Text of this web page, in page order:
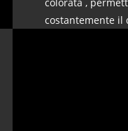
costantemente il